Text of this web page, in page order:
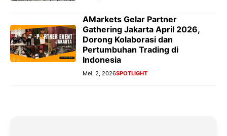
AMarkets Gelar Partner
Gathering Jakarta April 2026,
Dorong Kolaborasi dan
Pertumbuhan Trading di
Indonesia
Mei. 2, 2026SPOTLIGHT